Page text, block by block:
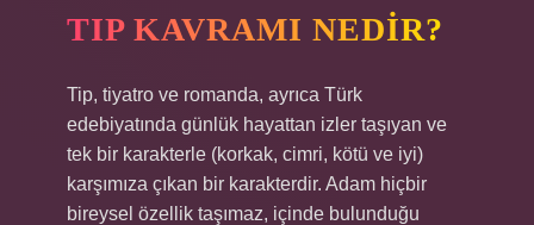
TIP KAVRAMI NEDIR?
Tip, tiyatro ve romanda, ayrıca Türk
edebiyatında günlük hayattan izler taşıyan ve
tek bir karakterle (korkak, cimri, kötü ve iyi)
karşımıza çıkan bir karakterdir. Adam hiçbir
bireysel özellik taşımaz, içinde bulunduğu